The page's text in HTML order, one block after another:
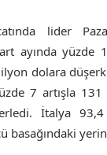
lider
ayında yüzde
dolara
7 artışla
İtalya 93,4
basağındaki